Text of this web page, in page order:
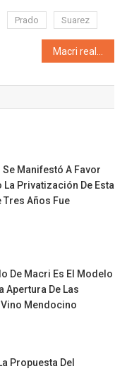
Prado Suarez
Manifestó A Favor
La Privatización De Esta
Tres Años Fue
De Macri Es El Modelo
Apertura De Las
Mendocino
Propuesta Del